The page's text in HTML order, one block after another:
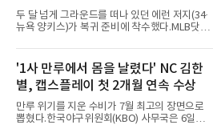
뽑자, 1회말 크로암스트롱이 다저스 선발 에릭
라워를 상대로 중월 솔로 홈런으로 응수했다. 최
근 50년간 리글리필드에서 1회 양 팀 선두타자
10위 이내 선수끼리 이런 공방을 벌인 사례는 처
음이다.흐름은 크로암스트롱
두 달 넘게 그라운드를 떠나 있던 에런 저지(34·
뉴욕 양키스)가 복귀 준비에 착수했다.MLB닷컴
뒤 야외 달리기와 상체 저항 운동으로 훈련 강도
를 높여도 된다는 허가를 받았다고 전했다.저지
는 이날 뉴욕 양키스타디움에서 열린 세인트루
이스 카디널스전을 앞두고 야구 장비를 착용한
채 스트레칭과 조깅, 저항 밴드 훈련을 소화했
다. 아메리칸리그 최우수선수(MVP) 3회 수상자
인 그가 부상 이후 야외 달리기에 나선 것은 처음
'1사 만루에서 몸을 날렸다' NC 김한
별, 캡스플레이 첫 2개월 연속 수상
만루 위기를 지운 수비가 7월 최고의 장면으로
뽑혔다.한국야구위원회(KBO) 사무국은 6일